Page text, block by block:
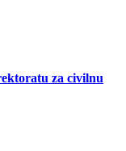
za civilnu